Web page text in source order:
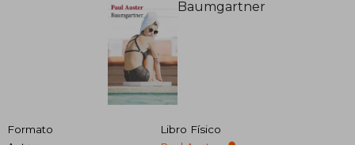
Formato
Libro Físico